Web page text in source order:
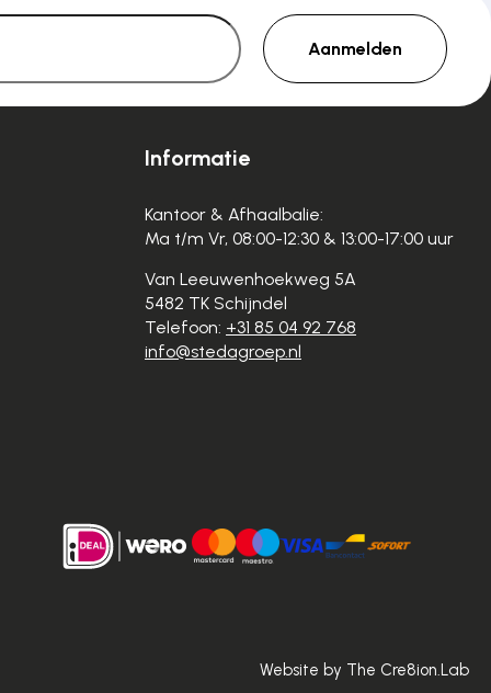
Aanmelden
Informatie
Kantoor & Afhaalbalie:
Ma t/m Vr, 08:00-12:30 & 13:00-17:00 uur
Van Leeuwenhoekweg 5A
5482 TK Schijndel
Telefoon: +31 85 04 92 768
info@stedagroep.nl
Website by The Cre8ion.Lab